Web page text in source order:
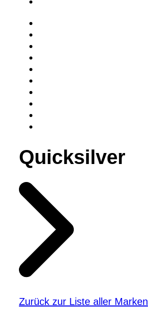
Quicksilver
Zurück zur Liste aller Marken